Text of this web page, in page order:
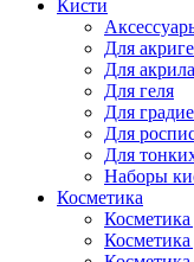
Кисти
Для
Для акрила
Для геля
Для
Для
Для
Наборы
Косметика
Косметика